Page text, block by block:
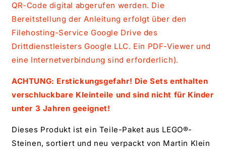
QR-Code digital abgerufen werden. Die
Bereitstellung der Anleitung erfolgt über den
Filehosting-Service Google Drive des
Drittdienstleisters Google LLC. Ein PDF-Viewer und
eine Internetverbindung sind erforderlich).
ACHTUNG: Erstickungsgefahr! Die Sets enthalten
verschluckbare Kleinteile und sind nicht für Kinder
unter 3 Jahren geeignet!
Dieses Produkt ist ein Teile-Paket aus LEGO®-
Steinen, sortiert und neu verpackt von Martin Klein